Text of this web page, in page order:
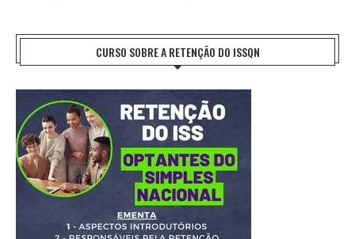
CURSO SOBRE A RETENÇÃO DO ISSQN